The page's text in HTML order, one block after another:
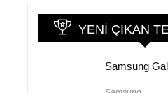
YENI ÇIKAN
Samsung